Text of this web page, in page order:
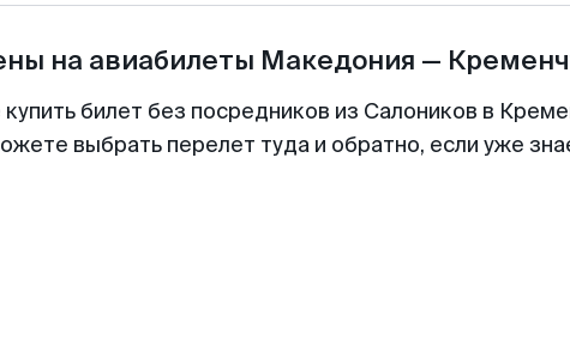
на авиабилеты Македония —
билет без посредников из Салоников в
выбрать перелет туда и обратно, если уже